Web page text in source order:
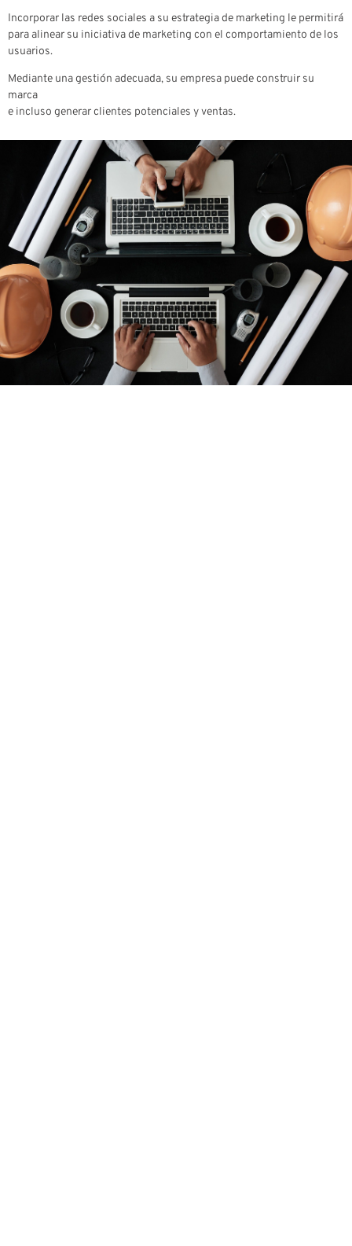
Incorporar las redes sociales a su estrategia de marketing le permitirá
para alinear su iniciativa de marketing con el comportamiento de los
usuarios.
Mediante una gestión adecuada, su empresa puede construir su
marca
e incluso generar clientes potenciales y ventas.